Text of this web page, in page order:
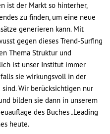
ist der Markt so hinterher,
zu finden, um eine neue
generieren kann. Mit
gegen dieses Trend-Surfing
Thema Struktur und
ist unser Institut immer
sie wirkungsvoll in der
Wir berücksichtigen nur
bilden sie dann in unserem
des Buches „Leading
heute.